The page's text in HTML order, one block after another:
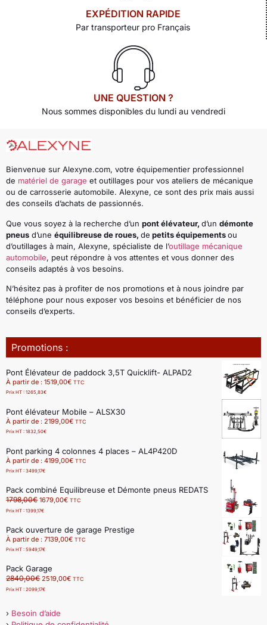
EXPÉDITION RAPIDE
Par transporteur pro Français
UNE QUESTION ?
Nous sommes disponibles du lundi au vendredi
Bienvenue sur Alexyne.com, votre équipementier professionnel
de matériel de garage et outillages pour vos ateliers de mécanique
ou de carrosserie automobile. Alexyne, ce sont des prix mais aussi
des conseils d’achats de passionnés.
Que vous soyez à la recherche d’un pont élévateur, d’un démonte
pneus d’une équilibreuse de roues, de petits équipementsou
d’outillages à main, Alexyne, spécialiste de l’outillage mécanique
automobile, peut répondre à vos attentes et vous donner des
conseils adaptés à vos besoins.
N’hésitez pas à profiter de nos promotions et à nous joindre par
téléphone pour nous exposer vos besoins et bénéficier de nos
conseils d’experts.
Promotions :
Pont Élévateur de paddock 3,5T Quicklift- ALPAD2
À partir de : 1519,00€ TTC
Prix HT : 1265,83€
Pont élévateur Mobile – ALSX30
À partir de : 2199,00€ TTC
Prix HT : 1832,50€
Pont parking 4 colonnes 4 places – AL4P420D
À partir de : 4199,00€ TTC
Prix HT : 3499,17€
Pack combiné Equilibreuse et Démonte pneus REDATS
1798,00€ 1679,00€ TTC
Prix HT : 1399,17€
Pack ouverture de garage Prestige
À partir de : 7139,00€ TTC
Prix HT : 5949,17€
Pack Garage
2840,00€ 2519,00€ TTC
Prix HT : 2099,17€
› Besoin d’aide